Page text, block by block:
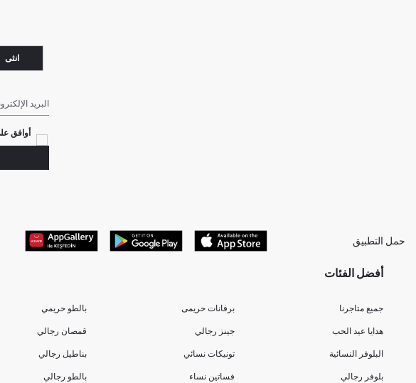
انثى
البريد
أوافق
حمل التطبيق
أفضل الفئات
جميع متاجرنا
هدايا عيد الحب
البلوفر النسائية
بلوفر رجالي
برفانات حريمى
جينز رجالي
تونيكات نسائي
فساتين نساء
بالطو حريمي
قمصان رجالي
بناطيل رجالي
بالطو رجالي